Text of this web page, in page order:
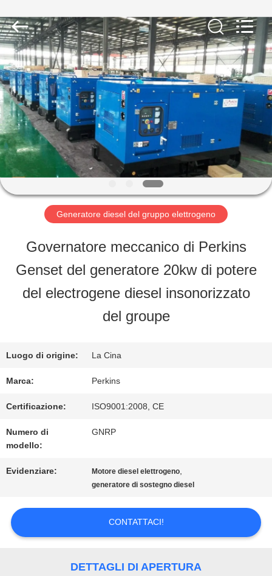
CASA
PRODOTTI
CIRCA
NOI
FABBRICA
DI
QUALITÀ
CONTATTICI
RICHIEDA
UNA
CITAZIONE
Shenzhen
Genor
Power
Equipment
Co.,
Ltd..
All
Rights
Reserved.
Generatore diesel del gruppo elettrogeno
Governatore meccanico di Perkins
Genset del generatore 20kw di potere
del electrogene diesel insonorizzato
del groupe
Luogo di origine: La Cina
Marca: Perkins
Certificazione: ISO9001:2008, CE
Numero di
modello:
GNRP
Evidenziare: Motore diesel elettrogeno,
generatore di sostegno diesel
CONTATTACI!
DETTAGLI DI APERTURA